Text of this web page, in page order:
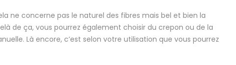
ne concerne pas le naturel des fibres mais bel et bien la
de ça, vous pourrez également choisir du crepon ou de la
Là encore, c’est selon votre utilisation que vous pourrez